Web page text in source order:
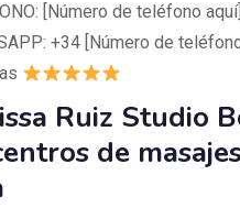
[Número de teléfono aquí]
+34 [Número de
Ruiz Studio
de